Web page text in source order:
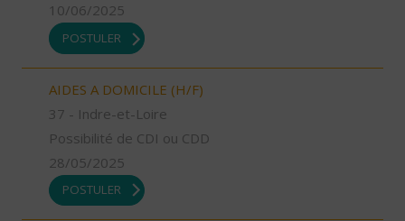
10/06/2025
POSTULER
AIDES A DOMICILE (H/F)
37 - Indre-et-Loire
Possibilité de CDI ou CDD
28/05/2025
POSTULER